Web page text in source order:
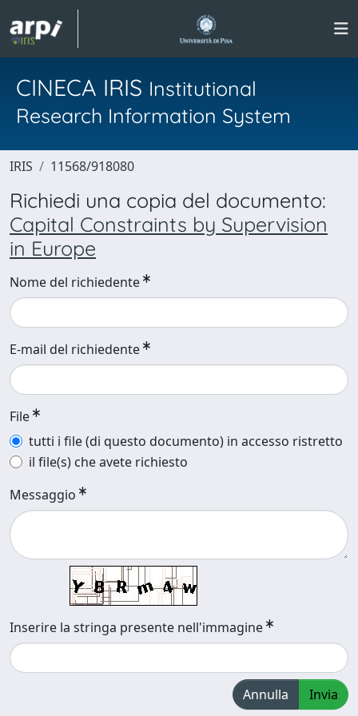
CINECA IRIS Institutional
Research Information System
IRIS 11568/918080
Richiedi una copia del documento:
Capital Constraints by Supervision
in Europe
Nome del richiedente
E-mail del richiedente
File
tutti i file (di questo documento) in accesso ristretto
il file(s) che avete richiesto
Messaggio
Inserire la stringa presente nell'immagine
Annulla Invia